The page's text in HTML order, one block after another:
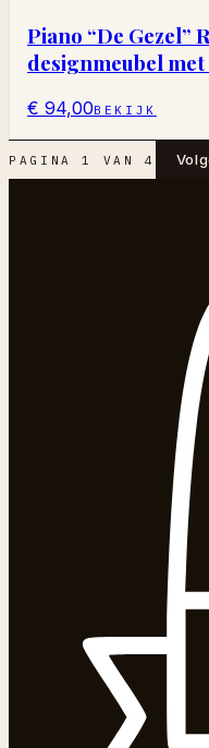
Piano “De Gezel”
designmeubel met
€ 94,00BEKIJK
PAGINA1 VAN4